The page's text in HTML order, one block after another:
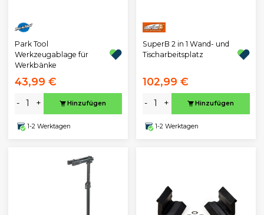
Park Tool
Werkzeugablage für
Werkbänke
43,99 €
- + Hinzufügen
1-2 Werktagen
SuperB 2 in 1 Wand- und
Tischarbeitsplatz
102,99 €
- + Hinzufügen
1-2 Werktagen